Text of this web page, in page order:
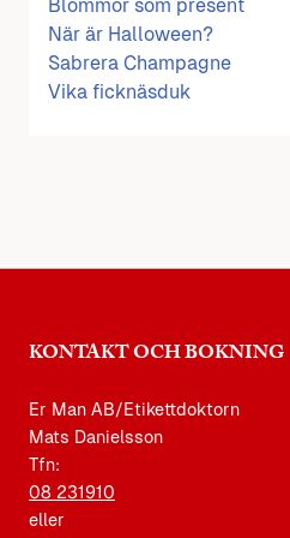
Blommor som present
När är Halloween?
Sabrera Champagne
Vika ficknäsduk
KONTAKT OCH BOKNING
Er Man AB/Etikettdoktorn
Mats Danielsson
Tfn:
08 231910
eller